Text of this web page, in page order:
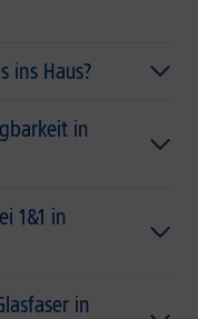
ins Haus?
in
1&1 in
in